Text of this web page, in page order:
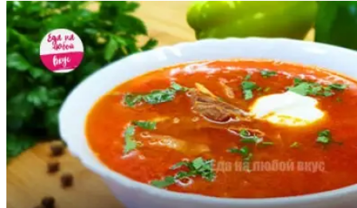
на
Новый
год
2025